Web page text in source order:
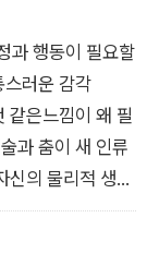
과 행동이 필요할
러운 감각
같은느낌이 왜 필
과 춤이 새 인류
신의 물리적 생존
할 수 없는 데이
할까? 초기 이